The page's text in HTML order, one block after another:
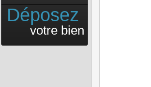
Déposez
votre bien